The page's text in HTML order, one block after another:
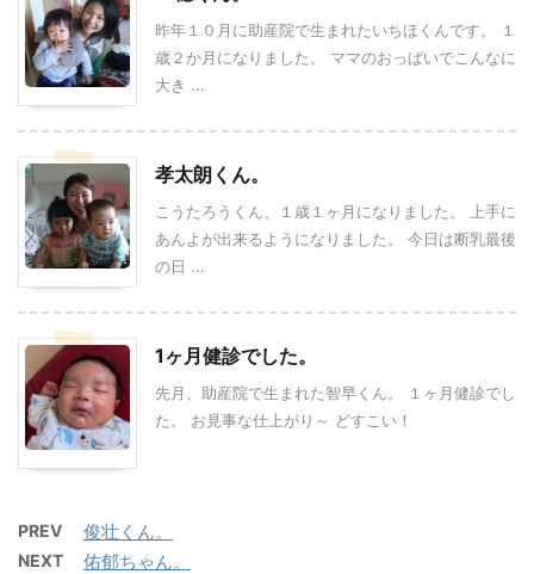
昨年１０月に助産院で生まれたいちほくんです。 １
歳２か月になりました。 ママのおっぱいでこんなに
大き ...
孝太朗くん。
こうたろうくん、１歳１ヶ月になりました。 上手に
あんよが出来るようになりました。 今日は断乳最後
の日 ...
1ヶ月健診でした。
先月、助産院で生まれた智早くん。 １ヶ月健診でし
た。 お見事な仕上がり～ どすこい！
PREV 俊壮くん。
NEXT 佑郁ちゃん。